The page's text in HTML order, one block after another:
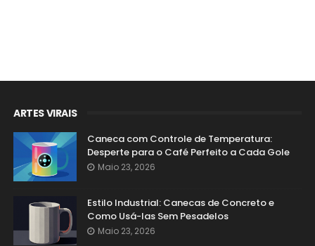
ARTES VIRAIS
Caneca com Controle de Temperatura:
Desperte para o Café Perfeito a Cada Gole
Maio 23, 2026
Estilo Industrial: Canecas de Concreto e
Como Usá-las Sem Pesadelos
Maio 23, 2026